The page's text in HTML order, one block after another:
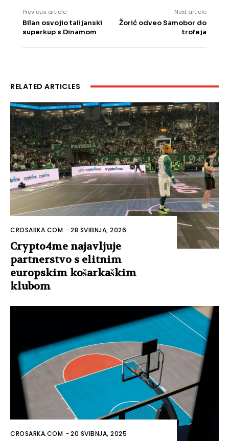
Previous article
Bilan osvojio talijanski
superkup s Dinamom
Next article
Žorić odveo Samobor do
trofeja
RELATED ARTICLES
CROSARKA.COM -28 SVIBNJA, 2026
Crypto4me najavljuje
partnerstvo s elitnim
europskim košarkaškim
klubom
CROSARKA.COM -20 SVIBNJA, 2025